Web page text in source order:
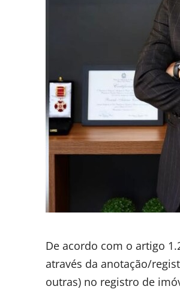
De acordo com o artigo
através da anotação/
outras) no registro de